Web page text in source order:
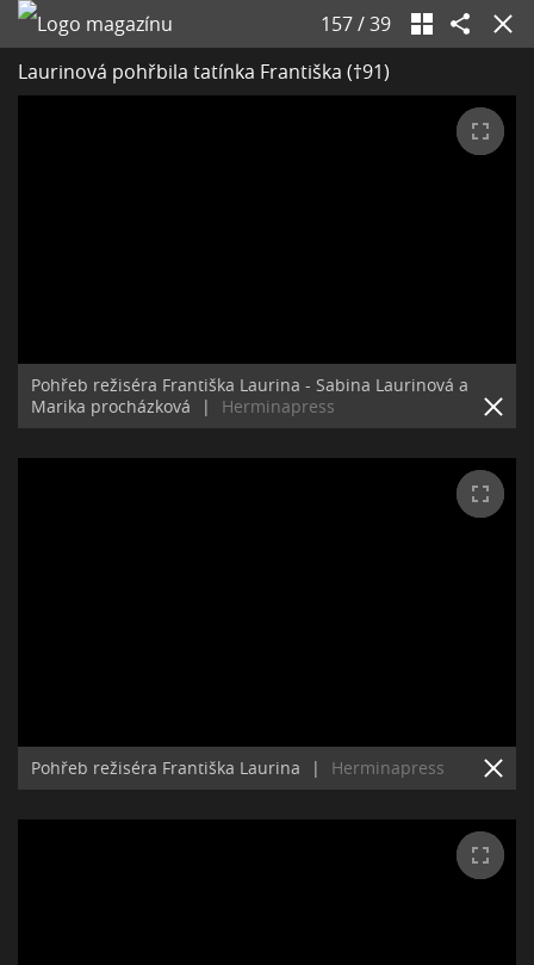
157/39
Laurinová pohřbila tatínka Františka (†91)
Pohřeb režiséra Františka Laurina - Sabina Laurinová a
Marika procházková
| Herminapress
Pohřeb režiséra Františka Laurina | Herminapress